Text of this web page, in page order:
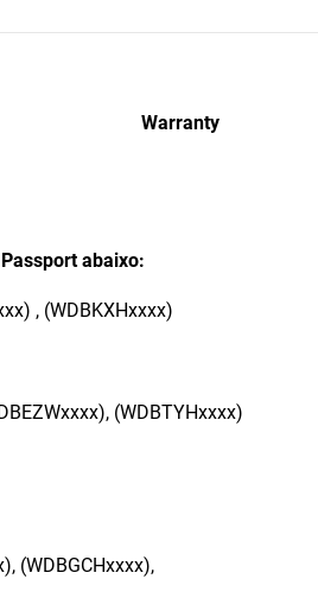
Warranty
abaixo:
, (WDBKXHxxxx)
(WDBTYHxxxx)
(WDBGCHxxxx),